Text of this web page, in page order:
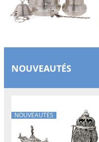
NOUVEAUTÉS
NOUVEAUTÉS